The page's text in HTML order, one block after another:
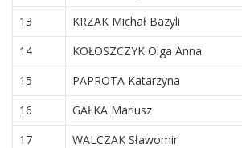
13
KRZAK Michał Bazyli
14
KOŁOSZCZYK Olga Anna
15
PAPROTA Katarzyna
16
GAŁKA Mariusz
17
WALCZAK Sławomir